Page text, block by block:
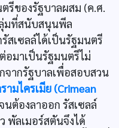
รีของรัฐบาลผสม (ค.ศ.
มที่สนับสนุนพีล
สเซลล์ได้เป็นรัฐมนตรี
อมาเป็นรัฐมนตรีไม่
จากรัฐบาลเพื่อสอบสวน
ามไครเมีย (Crimean
ต้องลาออก รัสเซลล์
พัลเมอร์สตันจึงได้